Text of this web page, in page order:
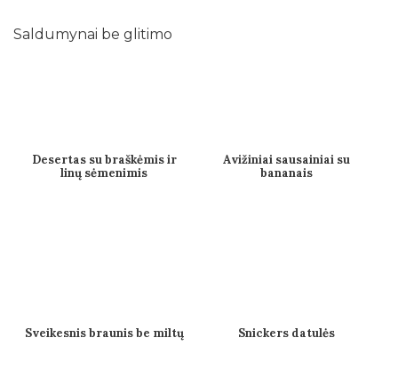
Saldumynai be glitimo
Desertas su braškėmis ir
linų sėmenimis
Avižiniai sausainiai su
bananais
Sveikesnis braunis be miltų Snickers datulės